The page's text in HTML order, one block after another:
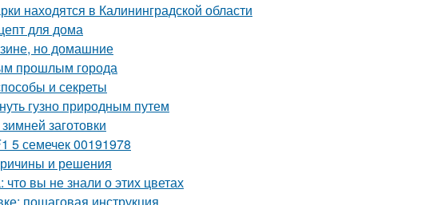
находятся в Калининградской области
для дома
но домашние
прошлым города
и секреты
гузно природным путем
заготовки
семечек 00191978
и решения
вы не знали о этих цветах